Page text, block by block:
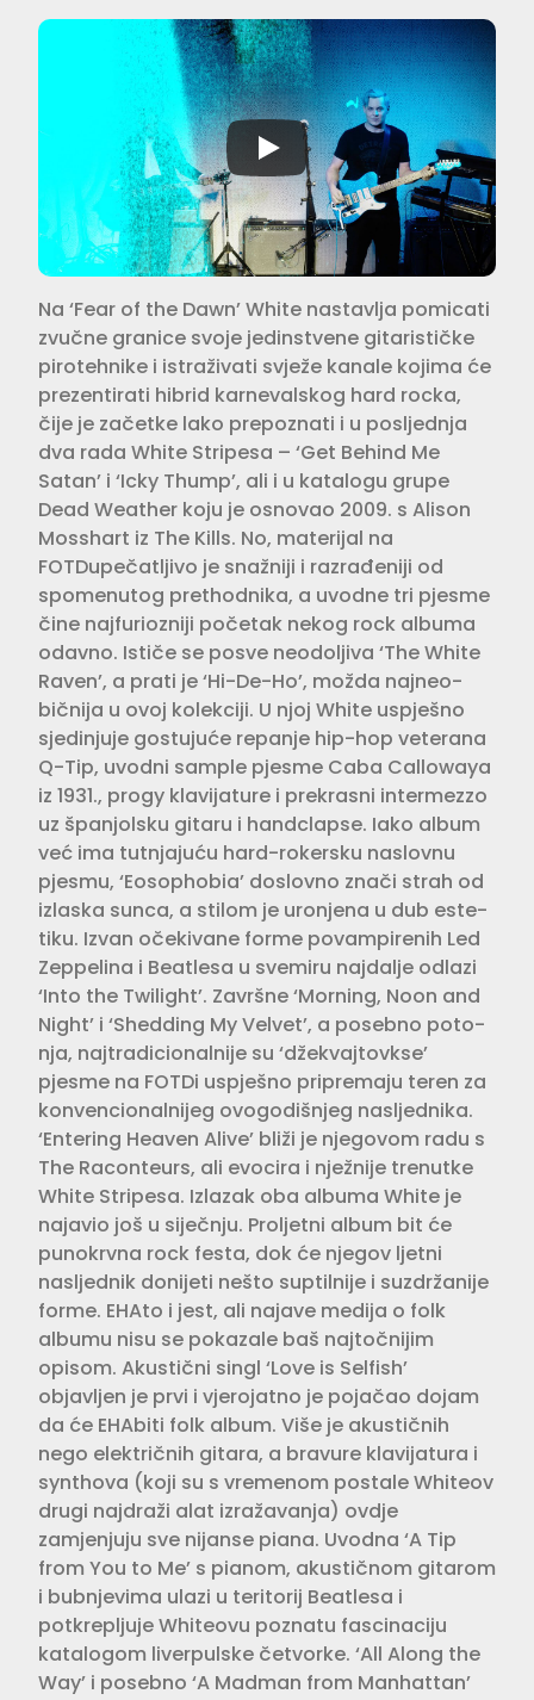
Na ‘Fear of the Dawn’ White nastavlja pomicati
zvučne granice svoje jedin­stvene gitarističke
pirotehnike i istra­živati svježe kanale kojima će
prezen­tirati hibrid karnevalskog hard rocka,
čije je začetke lako prepoznati i u posljednja
dva rada White Stripesa – ‘Get Behind Me
Satan’ i ‘Icky Thump’, ali i u katalogu grupe
Dead Weather koju je osnovao 2009. s Alison
Moss­hart iz The Kills. No, materijal na
FOTDupečatljivo je snažniji i razrađeniji od
spomenutog prethodnika, a uvodne tri pjesme
čine najfuriozniji početak nekog rock albuma
odavno. Ističe se posve neodoljiva ‘The White
Raven’, a prati je ‘Hi-De-Ho’, možda najneo­
bičnija u ovoj kolekciji. U njoj White uspješno
sjedinjuje gostujuće repanje hip-hop veterana
Q-Tip, uvodni sam­ple pjesme Caba Callowaya
iz 1931., progy klavijature i prekrasni interme­zzo
uz španjolsku gitaru i handclapse. Iako album
već ima tutnjajuću hard-rokersku naslovnu
pjesmu, ‘Eosopho­bia’ doslovno znači strah od
izlaska sunca, a stilom je uronjena u dub este­
tiku. Izvan očekivane forme povampi­renih Led
Zeppelina i Beatlesa u sve­miru najdalje odlazi
‘Into the Twilight’. Završne ‘Morning, Noon and
Night’ i ‘Shedding My Velvet’, a posebno poto­
nja, najtradicionalnije su ‘džekvaj­tovkse’
pjesme na FOTDi uspješno pripremaju teren za
konvencionalni­jeg ovogodišnjeg nasljednika.
‘Entering Heaven Alive’ bliži je nje­govom radu s
The Raconteurs, ali evo­cira i nježnije trenutke
White Stripesa. Izlazak oba albuma White je
najavio još u siječnju. Proljetni album bit će
punokrvna rock festa, dok će njegov ljetni
nasljednik donijeti nešto suptil­nije i suzdržanije
forme. EHAto i jest, ali najave medija o folk
albumu nisu se pokazale baš najtočnijim
opisom. Aku­stični singl ‘Love is Selfish’
objavljen je prvi i vjerojatno je pojačao dojam
da će EHAbiti folk album. Više je akustič­nih
nego električnih gitara, a bravure klavijatura i
synthova (koji su s vreme­nom postale Whiteov
drugi najdraži alat izražavanja) ovdje
zamjenjuju sve nijanse piana. Uvodna ‘A Tip
from You to Me’ s pianom, akustičnom gitarom
i bubnjevima ulazi u teritorij Beatlesa i
potkrepljuje Whiteovu poznatu fasci­naciju
katalogom liverpulske četvorke. ‘All Along the
Way’ i posebno ‘A Mad­man from Manhattan’